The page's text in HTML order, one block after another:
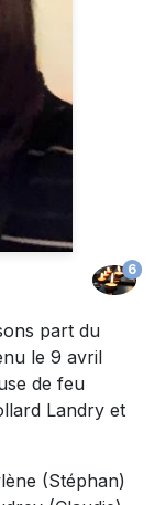
6
part du
le 9 avril
de feu
Landry et
(Stéphan)